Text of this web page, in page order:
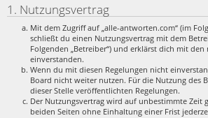
1. Nutzungsvertrag
Mit dem Zugriff auf „alle-antworten.com“ (im
schließt du einen Nutzungsvertrag mit dem
Folgenden „Betreiber“) und erklärst dich mit
einverstanden.
Wenn du mit diesen Regelungen nicht
Board nicht weiter nutzen. Für die Nutzung des
dieser Stelle veröffentlichten Regelungen.
Der Nutzungsvertrag wird auf unbestimmte Zeit
beiden Seiten ohne Einhaltung einer Frist